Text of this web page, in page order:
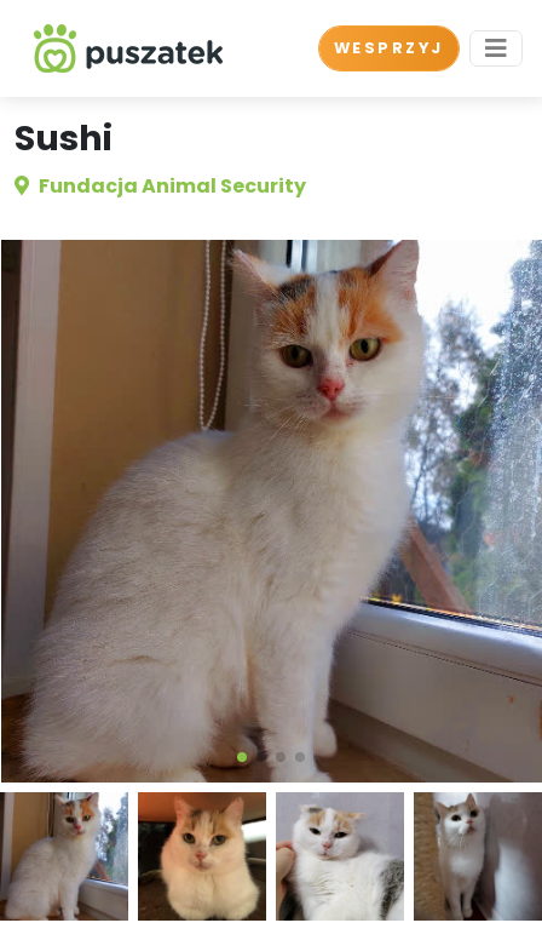
WESPRZYJ
Sushi
Fundacja Animal Security